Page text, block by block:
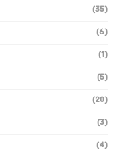
(35)
(6)
(1)
(5)
(20)
(3)
(4)